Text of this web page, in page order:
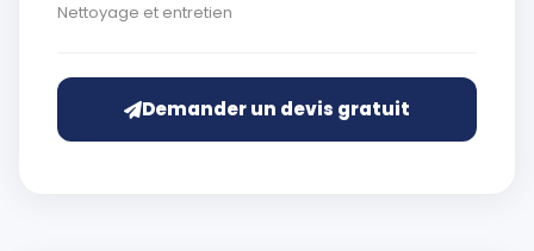
Nettoyage et entretien
Demander un devis gratuit